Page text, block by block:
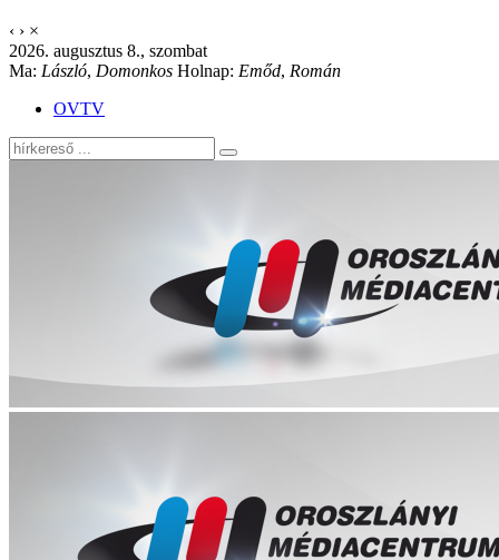
‹ › ×
2026. augusztus 8., szombat
Ma: László, Domonkos Holnap: Emőd, Román
OVTV